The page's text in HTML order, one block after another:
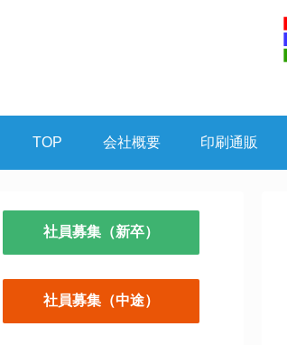
TOP 会社概要 印刷通販
社員募集（新卒）
社員募集（中途）